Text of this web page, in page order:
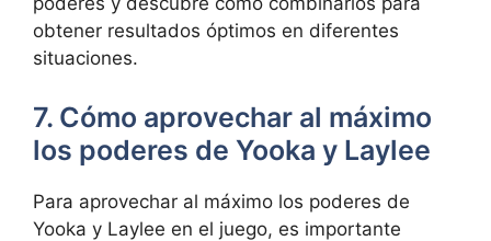
obtener resultados óptimos en diferentes
situaciones.
7. Cómo aprovechar al máximo
los poderes de Yooka y Laylee
Para aprovechar al máximo los poderes de
Yooka y Laylee en el juego, es importante